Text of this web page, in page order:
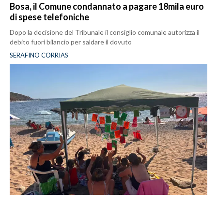
Bosa, il Comune condannato a pagare 18mila euro
di spese telefoniche
Dopo la decisione del Tribunale il consiglio comunale autorizza il
debito fuori bilancio per saldare il dovuto
SERAFINO CORRIAS